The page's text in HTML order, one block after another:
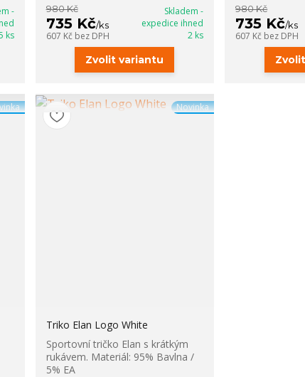
-
ks
980 Kč
735 Kč/ks
607 Kč bez DPH
Skladem -
expedice ihned
2 ks
Zvolit variantu
980 Kč
735 Kč/ks
607 Kč bez DPH
Novinka
Triko Elan Logo White
Sportovní tričko Elan s krátkým
rukávem. Materiál: 95% Bavlna /
5% EA